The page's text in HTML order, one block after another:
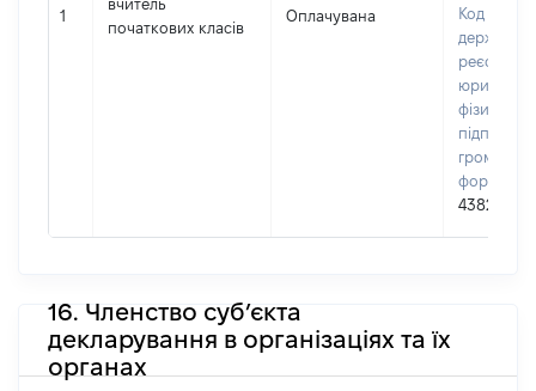
1
вчитель
початкових класів
Оплачувана
Код в
реєстрі
фізичних
4382895
16. Членство суб’єкта
декларування в організаціях та їх
органах